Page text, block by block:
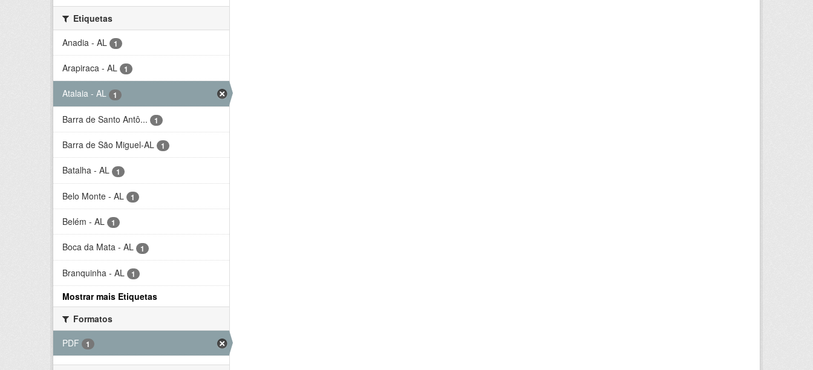
Etiquetas
Anadia - AL
1
Arapiraca - AL 1
Atalaia - AL 1
Barra de Santo Antô... 1
Barra de São Miguel-AL 1
Batalha - AL 1
Belo Monte - AL 1
Belém - AL 1
Boca da Mata - AL 1
Branquinha - AL 1
Mostrar mais Etiquetas
Formatos
PDF
1